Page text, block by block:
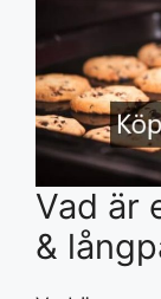
Vad är
&